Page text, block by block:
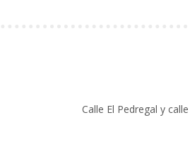
Calle El Pedregal y